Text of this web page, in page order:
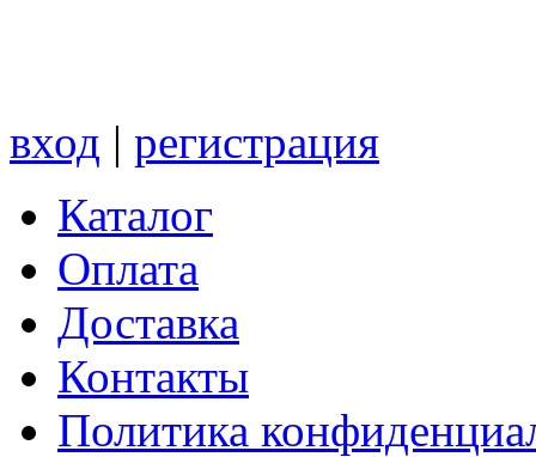
вход | регистрация
Каталог
Оплата
Доставка
Контакты
Политика